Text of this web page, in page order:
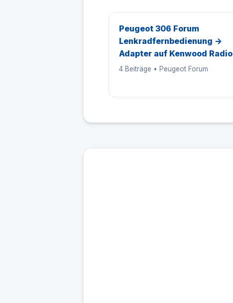
Peugeot 306 Forum
Lenkradfernbedienung ->
Adapter auf Kenwood Radio
4 Beiträge • Peugeot Forum